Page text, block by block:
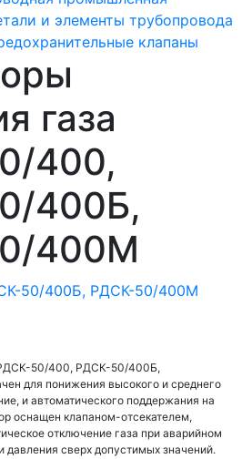
и элементы трубопровода
клапаны
газа
400,
400Б,
400М
РДСК-50/400, РДСК-50/400Б,
для понижения высокого и среднего
и автоматического поддержания на
оснащен клапаном-отсекателем,
отключение газа при аварийном
сверх допустимых значений.